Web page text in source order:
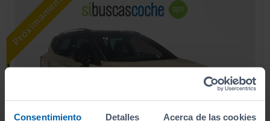
Consentimiento Detalles Acerca de las cookies